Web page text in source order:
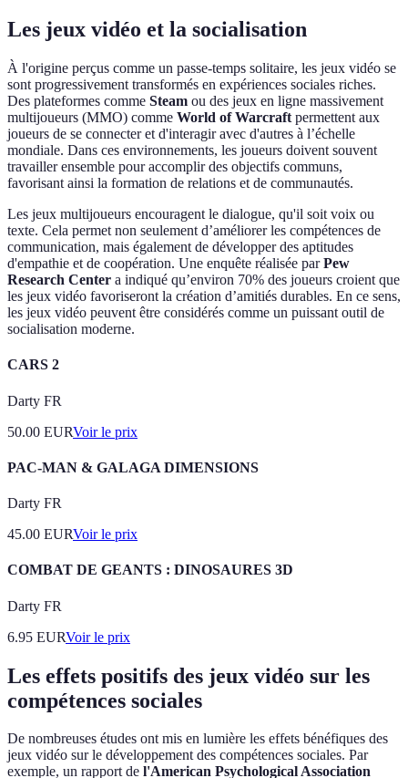
Les jeux vidéo et la socialisation
À l'origine perçus comme un passe-temps solitaire, les jeux vidéo se
sont progressivement transformés en expériences sociales riches.
Des plateformes comme Steam ou des jeux en ligne massivement
multijoueurs (MMO) comme World of Warcraft permettent aux
joueurs de se connecter et d'interagir avec d'autres à l’échelle
mondiale. Dans ces environnements, les joueurs doivent souvent
travailler ensemble pour accomplir des objectifs communs,
favorisant ainsi la formation de relations et de communautés.
Les jeux multijoueurs encouragent le dialogue, qu'il soit voix ou
texte. Cela permet non seulement d’améliorer les compétences de
communication, mais également de développer des aptitudes
d'empathie et de coopération. Une enquête réalisée parPew
Research Center a indiqué qu’environ 70% des joueurs croient que
les jeux vidéo favoriseront la création d’amitiés durables. En ce sens,
les jeux vidéo peuvent être considérés comme un puissant outil de
socialisation moderne.
CARS 2
Darty FR
50.00 EURVoir le prix
PAC-MAN & GALAGA DIMENSIONS
Darty FR
45.00 EURVoir le prix
COMBAT DE GEANTS : DINOSAURES 3D
Darty FR
6.95 EURVoir le prix
Les effets positifs des jeux vidéo sur les
compétences sociales
De nombreuses études ont mis en lumière les effets bénéfiques des
jeux vidéo sur le développement des compétences sociales. Par
exemple, un rapport de l'American Psychological Association